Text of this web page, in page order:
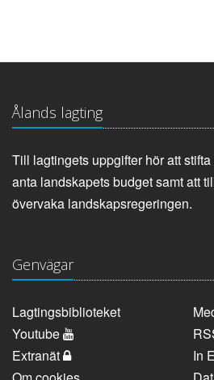
Ålands lagting
Till lagtingets uppgifter hör att stifta
anta landskapets budget samt att
övervaka landskapsregeringen.
Genvägar
Lagtingsbiblioteket
Youtube
Extranät
In